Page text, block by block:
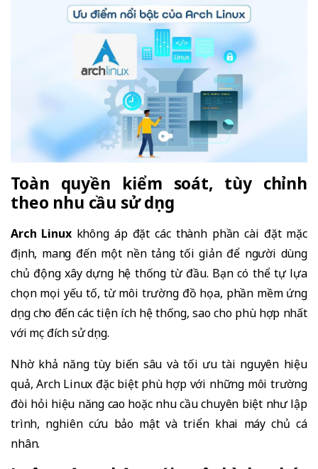
Toàn quyền kiểm soát, tùy chỉnh
theo nhu cầu sử dụng
Arch Linuxkhông áp đặt các thành phần cài đặt mặc
định, mang đến một nền tảng tối giản để người dùng
chủ động xây dựng hệ thống từ đầu. Bạn có thể tự lựa
chọn mọi yếu tố, từ môi trường đồ họa, phần mềm ứng
dụng cho đến các tiện ích hệ thống, sao cho phù hợp nhất
với mục đích sử dụng.
Nhờ khả năng tùy biến sâu và tối ưu tài nguyên hiệu
quả, Arch Linux đặc biệt phù hợp với những môi trường
đòi hỏi hiệu năng cao hoặc nhu cầu chuyên biệt như lập
trình, nghiên cứu bảo mật và triển khai máy chủ cá
nhân.